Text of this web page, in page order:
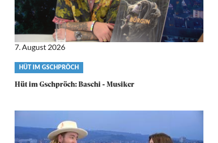
Video
category
HÜT IM GSCHPRÖCH
Hüt im Gschpröch: Baschi - Musiker
7. August 2026